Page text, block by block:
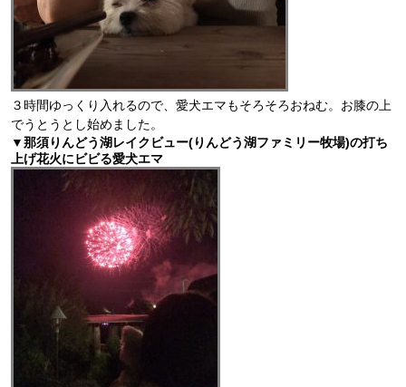
３時間ゆっくり入れるので、愛犬エマもそろそろおねむ。お膝の上
でうとうとし始めました。
▼那須りんどう湖レイクビュー(りんどう湖ファミリー牧場)の打ち
上げ花火にビビる愛犬エマ